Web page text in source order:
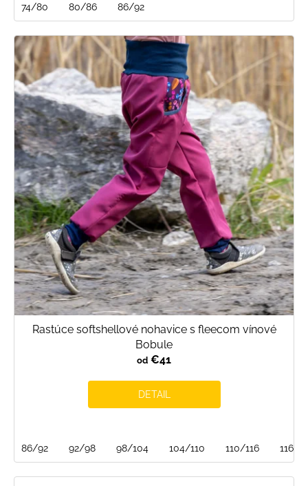
74/80 80/86 86/92
Rastúce softshellové nohavice s fleecom vínové
Bobule
od €41
DETAIL
86/92 92/98 98/104 104/110 110/116 116/